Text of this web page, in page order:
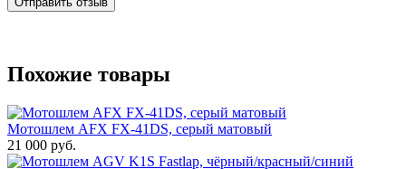
Похожие товары
Мотошлем AFX FX-41DS, серый матовый
21 000 руб.